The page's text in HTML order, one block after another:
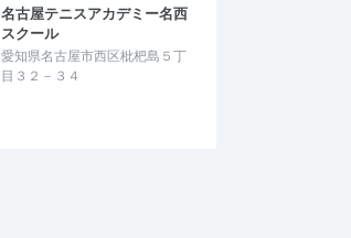
名古屋テニスアカデミー名西
スクール
愛知県名古屋市西区枇杷島５丁
目３２－３４